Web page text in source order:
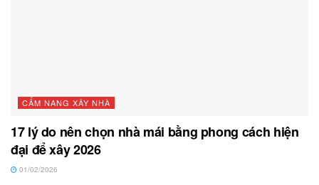
CẨM NANG XÂY NHÀ
17 lý do nên chọn nhà mái bằng phong cách hiện
đại để xây 2026
01/02/2026